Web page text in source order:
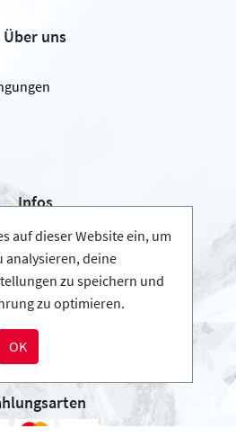
Über uns
Infos
Fragen
auf dieser Website ein, um
analysieren, deine
zu speichern und
zu optimieren.
OK